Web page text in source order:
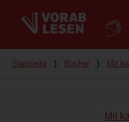
Du bist hier
Startseite ❭ Bücher ❭ Mit
Mit